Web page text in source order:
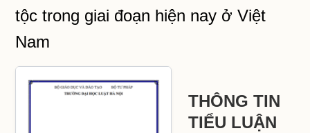
tộc trong giai đoạn hiện nay ở Việt
Nam
THÔNG TIN
TIỂU LUẬN